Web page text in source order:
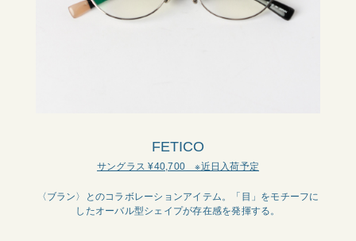
FETICO
サングラス ¥40,700 ※近日入荷予定
〈ブラン〉とのコラボレーションアイテム。「目」をモチーフに
したオーバル型シェイプが存在感を発揮する。